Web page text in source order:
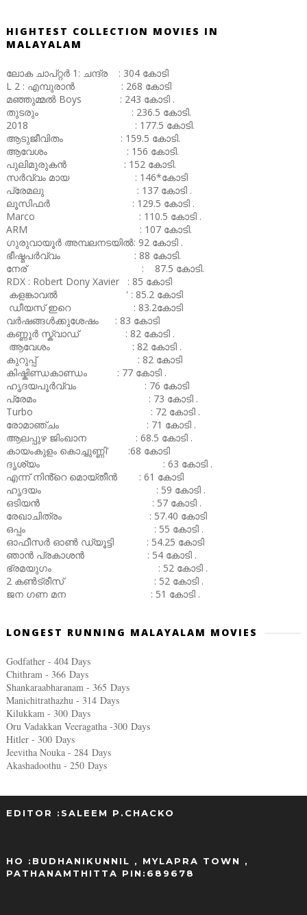
HIGHTEST COLLECTION MOVIES IN
MALAYALAM
ലോക ചാപ്റ്റർ 1: ചന്ദ്ര : 304 കോടി
L 2 : എമ്പുരാൻ : 268 കോടി
മഞ്ഞുമ്മൽ Boys : 243 കോടി .
തുടരും : 236.5 കോടി.
2018 : 177.5 കോടി.
ആടുജീവിതം : 159.5 കോടി.
ആവേശം : 156 കോടി.
പുലിമുരുകൻ : 152 കോടി.
സർവ്വം മായ : 146*കോടി
പ്രേമലു : 137 കോടി .
ലൂസിഫർ : 129.5 കോടി .
Marco : 110.5 കോടി .
ARM : 107 കോടി.
ഗുരുവായൂർ അമ്പലനടയിൽ: 92 കോടി .
ഭീഷ്മപർവ്വം : 88 കോടി.
നേര് : 87.5 കോടി.
RDX : Robert Dony Xavier : 85 കോടി
കളങ്കാവൽ ' : 85.2 കോടി
ഡീയസ് ഇറെ : 83.2കോടി
വർഷങ്ങൾക്കുശേഷം : 83 കോടി
കണ്ണൂർ സ്ക്വാഡ് : 82 കോടി .
ആവേശം : 82 കോടി .
കുറുപ്പ് : 82 കോടി
കിഷ്കിണ്ഡകാണ്ഡം : 77 കോടി .
ഹൃദയപൂർവ്വം : 76 കോടി
പ്രേമം : 73 കോടി .
Turbo : 72 കോടി .
രോമാഞ്ചം : 71 കോടി .
ആലപ്പുഴ ജിംഖാന : 68.5 കോടി .
കായംകുളം കൊച്ചുണ്ണി' :68 കോടി
ദൃശ്യം : 63 കോടി .
എന്ന് നിൻ്റെ മൊയ്തീൻ : 61 കോടി
ഹൃദയം : 59 കോടി .
ഒടിയൻ : 57 കോടി .
രേഖാചിത്രം : 57.40 കോടി
ഒപ്പം : 55 കോടി .
ഓഫീസർ ഓൺ ഡ്യൂട്ടി : 54.25 കോടി
ഞാൻ പ്രകാശൻ : 54 കോടി .
ഭ്രമയുഗം : 52 കോടി .
2 കൺട്രീസ് : 52 കോടി .
ജന ഗണ മന : 51 കോടി .
LONGEST RUNNING MALAYALAM MOVIES
Godfather - 404 Days
Chithram - 366 Days
Shankaraabharanam - 365 Days
Manichitrathazhu - 314 Days
Kilukkam - 300 Days
Oru Vadakkan Veeragatha -300 Days
Hitler - 300 Days
Jeevitha Nouka - 284 Days
Akashadoothu - 250 Days
EDITOR :SALEEM P.CHACKO
HO :BUDHANIKUNNIL , MYLAPRA TOWN ,
PATHANAMTHITTA PIN:689678